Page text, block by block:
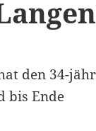
den 34-
bis Ende